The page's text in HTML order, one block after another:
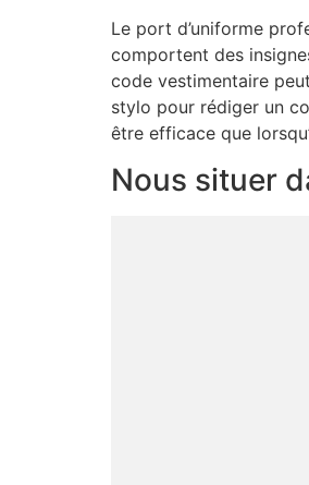
Le port d’uniforme
comportent des
code vestimentaire
stylo pour rédiger un
être efficace que
Nous situer